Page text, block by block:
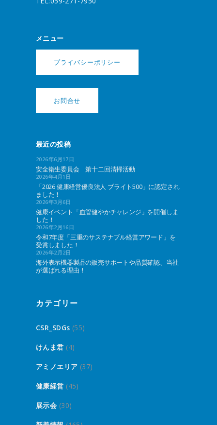
メニュー
プライバシーポリシー
お問合せ
最近の投稿
2026年6月17日
安全衛生委員会 第十二回清掃活動
2026年4月1日
「2026 健康経営優良法人 ブライト500」に認定され
ました！
2026年3月6日
健康イベント「血管健やかチャレンジ」を開催しま
した！
2026年2月16日
令和7年度「三重のサステナブル経営アワード」を
受賞しました！
2026年2月2日
海外表示機器製品の販売サポートや品質確認、当社
が選ばれる理由！
カテゴリー
CSR_SDGs (55)
けんま君 (4)
アミノエリア (37)
健康経営 (45)
展示会 (30)